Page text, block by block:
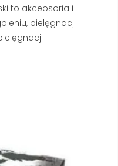
to akceosoria i
pielęgnacji i
i